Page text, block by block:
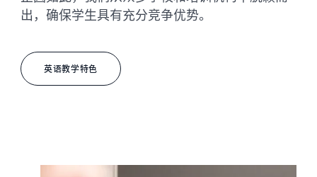
出，确保学生具有充分竞争优势。
英语教学特色